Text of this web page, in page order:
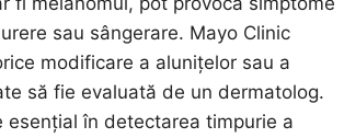
sau sângerare. Mayo Clinic
modificare a alunițelor sau a
să fie evaluată de un dermatolog.
esențial în detectarea timpurie a